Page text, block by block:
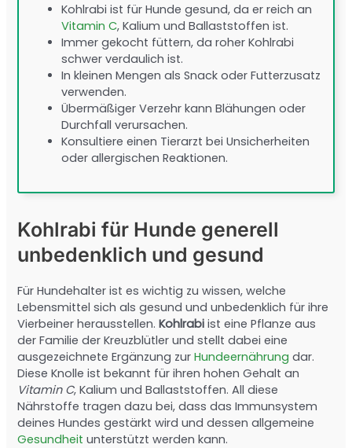
Kohlrabi ist für Hunde gesund, da er reich an
Vitamin C, Kalium und Ballaststoffen ist.
Immer gekocht füttern, da roher Kohlrabi
schwer verdaulich ist.
In kleinen Mengen als Snack oder Futterzusatz
verwenden.
Übermäßiger Verzehr kann Blähungen oder
Durchfall verursachen.
Konsultiere einen Tierarzt bei Unsicherheiten
oder allergischen Reaktionen.
Kohlrabi für Hunde generell
unbedenklich und gesund
Für Hundehalter ist es wichtig zu wissen, welche
Lebensmittel sich als gesund und unbedenklich für ihre
Vierbeiner herausstellen.Kohlrabi ist eine Pflanze aus
der Familie der Kreuzblütler und stellt dabei eine
ausgezeichnete Ergänzung zurHundeernährung dar.
Diese Knolle ist bekannt für ihren hohen Gehalt an
Vitamin C, Kalium und Ballaststoffen. All diese
Nährstoffe tragen dazu bei, dass das Immunsystem
deines Hundes gestärkt wird und dessen allgemeine
Gesundheit unterstützt werden kann.